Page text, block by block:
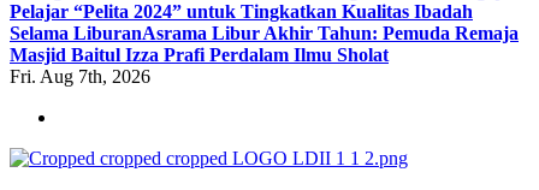
Pelajar “Pelita 2024” untuk Tingkatkan Kualitas Ibadah
Selama LiburanAsrama Libur Akhir Tahun: Pemuda Remaja
Masjid Baitul Izza Prafi Perdalam Ilmu Sholat
Fri. Aug 7th, 2026